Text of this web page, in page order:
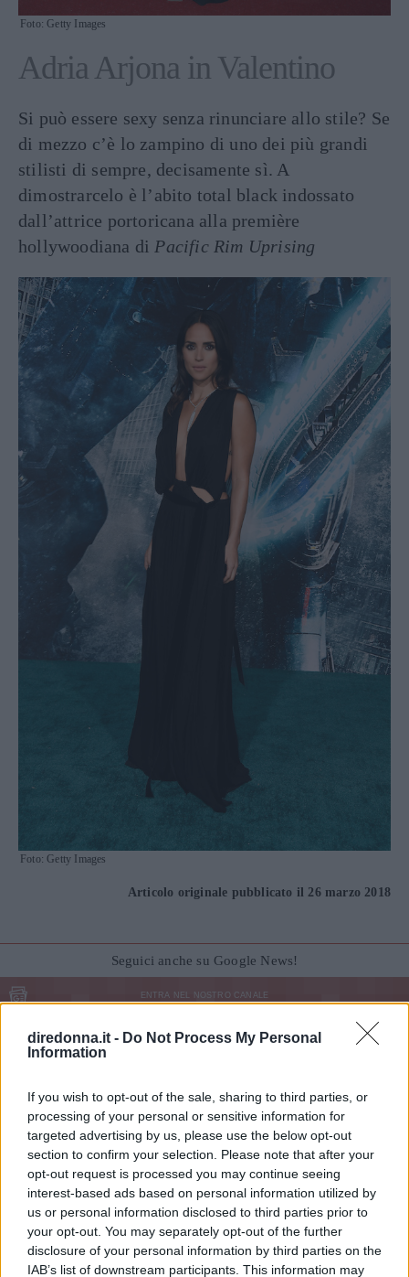
diredonna.it - Do Not Process My Personal
Information
If you wish to opt-out of the sale, sharing to third parties, or
processing of your personal or sensitive information for
targeted advertising by us, please use the below opt-out
section to confirm your selection. Please note that after your
opt-out request is processed you may continue seeing
interest-based ads based on personal information utilized by
us or personal information disclosed to third parties prior to
your opt-out. You may separately opt-out of the further
disclosure of your personal information by third parties on the
IAB’s list of downstream participants. This information may
Foto: Getty Images
Adria Arjona in Valentino
Si può essere sexy senza rinunciare allo stile? Se
di mezzo c’è lo zampino di uno dei più grandi
stilisti di sempre, decisamente sì. A
dimostrarcelo è l’abito total black indossato
dall’attrice portoricana alla première
hollywoodiana di Pacific Rim Uprising
Foto: Getty Images
Articolo originale pubblicato il 26 marzo 2018
Seguici anche su Google News!
ENTRA NEL NOSTRO CANALE
CONDIVIDI SU
FACEBOOK
CONDIVIDI SU
CONDIVIDI SU
Ultime News
Le 10 più belle frasi dei The Oasis, che ora
possiamo tornare a sentire live
Fatti notare! Le frasi per stati WhatsApp che
tutti commenteranno
11 frasi di Papa Leone XIV, pronunciate quando
era Robert Francis Prevost